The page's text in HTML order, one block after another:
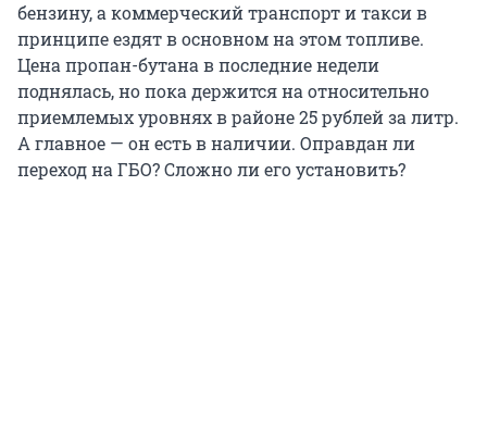
бензину, а коммерческий транспорт и такси в
принципе ездят в основном на этом топливе.
Цена пропан-бутана в последние недели
поднялась, но пока держится на относительно
приемлемых уровнях в районе25 рублейза литр.
А главное — он есть в наличии. Оправдан ли
переход на ГБО? Сложно ли его установить?